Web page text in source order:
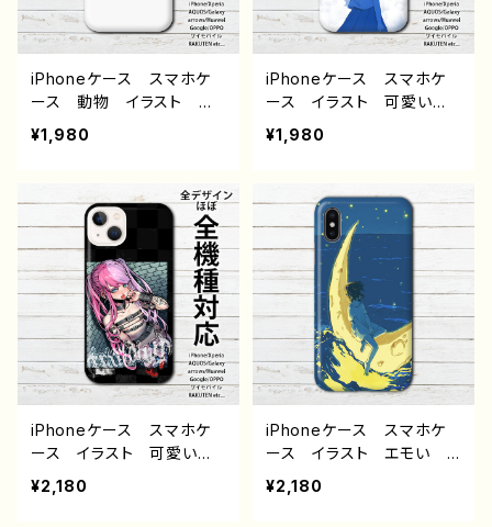
ザイン グッズ タイトル：
エフゲニー 作：NANAICHI
（ナナイチ）
ー 絵師 オリジナル デ
ザイン グッズ タイトル：
【月蝕ざっか店】Chocomint
*Holic 作：白夜ゆう G-
iPhoneケース スマホケ
ース 動物 イラスト ね
こ 猫 かわいい ゆる
い シンプル メンズ レ
女子 iPhone17/16/15/1
4/13 AQUOS sense 5 6
7 Xperia Googlepixel
Galaxy Android ア
ンドロイド ケース 個性
的 おすすめ 人気 イラ
ストレーター 絵師 クリ
エイター オリジナル デ
ザイン グッズ タイトル：
ぽいんと 作：栞音 F-5
¥1,980
iPhoneケース スマホケ
ース イラスト 可愛い女
の子 かわいい おしゃれ
服 エモい 風景 綺麗
ック メンズ 高校生 男
子 iPhone17/16/15/14/1
3 AQUOS sense 5 6 7
Xperia Googlepixel
Galaxy Android ア
ンドロイド ケース 個性
的 おすすめ JK 女子
高校生 セーラー服 ショ
ートカット 人気 イラスト
レーター 絵師 クリエイ
ター オリジナル デザイ
ン グッズ タイトル：あの
-5
¥1,980
iPhoneケース スマホケ
ース イラスト 可愛い女
の子 かっこいい女子 お
しゃれ エモい ロック
¥2,180
iPhoneケース スマホケ
ース イラスト エモい
風景 綺麗 美しい 景
色 可愛い女の子 おしゃ
¥2,180